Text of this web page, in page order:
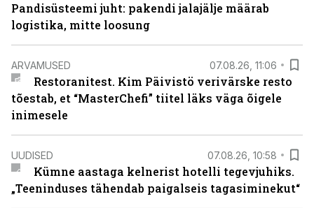
Pandisüsteemi juht: pakendi jalajälje määrab
logistika, mitte loosung
ARVAMUSED 07.08.26, 11:06
Restoranitest. Kim Päivistö verivärske resto
tõestab, et “MasterChefi” tiitel läks väga õigele
inimesele
UUDISED 07.08.26, 10:58
Kümne aastaga kelnerist hotelli tegevjuhiks.
„Teeninduses tähendab paigalseis tagasiminekut“